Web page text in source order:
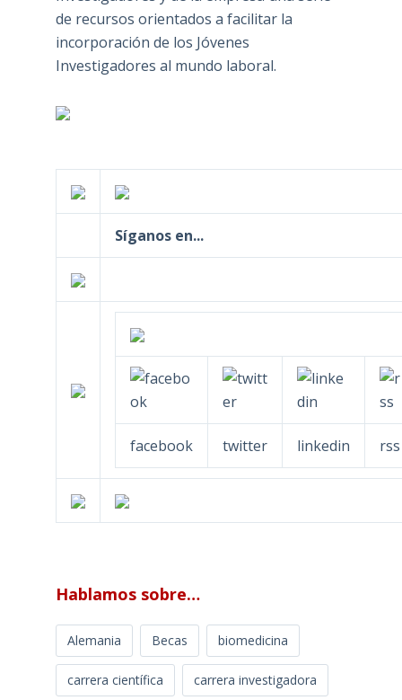
de recursos orientados a facilitar la
incorporación de los Jóvenes
Investigadores al mundo laboral.
Síganos en...
facebook twitter linkedin rss
Hablamos sobre…
Alemania Becas biomedicina
carrera científica carrera investigadora